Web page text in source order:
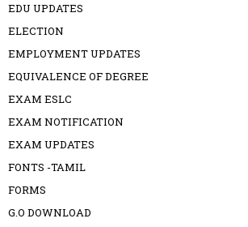
EDU UPDATES
ELECTION
EMPLOYMENT UPDATES
EQUIVALENCE OF DEGREE
EXAM ESLC
EXAM NOTIFICATION
EXAM UPDATES
FONTS -TAMIL
FORMS
G.O DOWNLOAD